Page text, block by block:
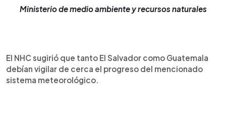
Ministerio de medio ambiente y recursos naturales
El NHC sugirió que tanto El Salvador como Guatemala
debían vigilar de cerca el progreso del mencionado
sistema meteorológico.